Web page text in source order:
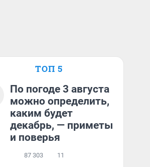
ТОП 5
По погоде 3 августа
можно определить,
каким будет
декабрь, — приметы
и поверья
87 303 11